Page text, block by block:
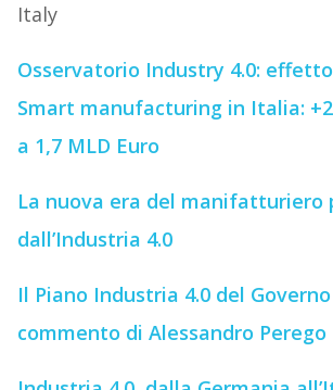
Italy
Osservatorio Industry 4.0:
Smart manufacturing in Italia:
a 1,7 MLD Euro
La nuova era del manifatturiero
dall’Industria 4.0
Il Piano Industria 4.0 del
commento di Alessandro Perego